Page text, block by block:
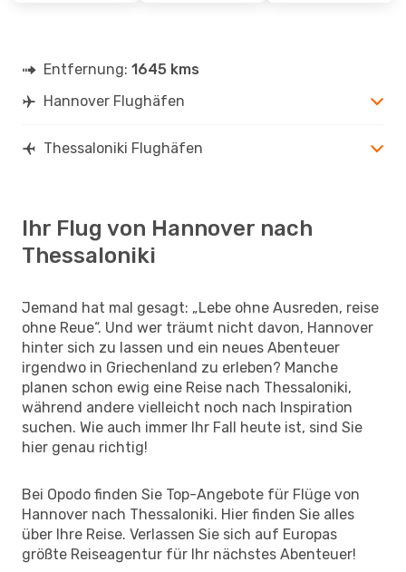
Entfernung: 1645 kms
Hannover Flughäfen
Thessaloniki Flughäfen
Ihr Flug von Hannover nach
Thessaloniki
Jemand hat mal gesagt: „Lebe ohne Ausreden, reise
ohne Reue“. Und wer träumt nicht davon, Hannover
hinter sich zu lassen und ein neues Abenteuer
irgendwo in Griechenland zu erleben? Manche
planen schon ewig eine Reise nach Thessaloniki,
während andere vielleicht noch nach Inspiration
suchen. Wie auch immer Ihr Fall heute ist, sind Sie
hier genau richtig!
Bei Opodo finden Sie Top-Angebote für Flüge von
Hannover nach Thessaloniki. Hier finden Sie alles
über Ihre Reise. Verlassen Sie sich auf Europas
größte Reiseagentur für Ihr nächstes Abenteuer!